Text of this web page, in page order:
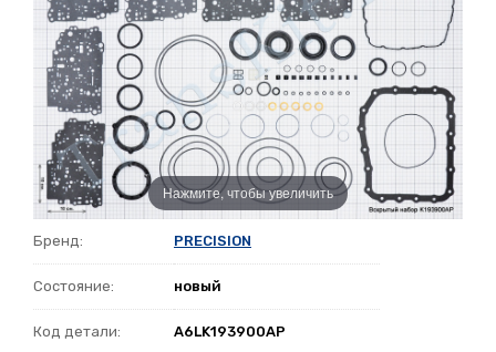
Нажмите, чтобы увеличить
Бренд: PRECISION
Состояние: новый
Код детали: A6LK193900AP